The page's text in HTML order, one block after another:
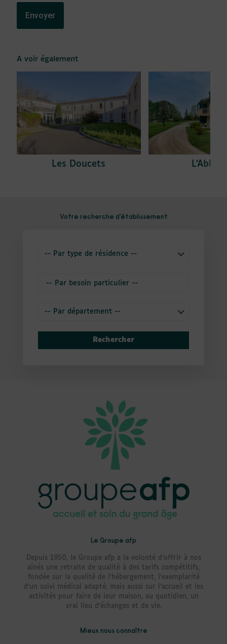
A voir également
Les Doucets
Votre recherche d'établissement
Rechercher
Le Groupe afp
Depuis 1950, le Groupe afp a la volonté d’offrir à nos
aînés une retraite de qualité à des tarifs compétitifs,
fondée sur la qualité de l’hébergement, l’exemplarité
d’un suivi médical adapté, mais aussi sur l’accueil et les
activités pour faire de leur maison, au quotidien, un
vrai lieu d’échanges et de vie.
Mieux nous connaître